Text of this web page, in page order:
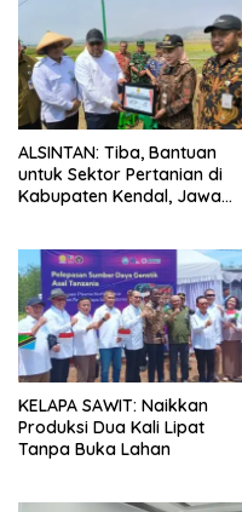
ALSINTAN: Tiba, Bantuan
untuk Sektor Pertanian di
Kabupaten Kendal, Jawa
KELAPA SAWIT: Naikkan
Produksi Dua Kali Lipat
Tanpa Buka Lahan